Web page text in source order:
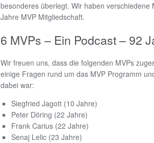
besonderes überlegt. Wir haben
Jahre MVP Mitgliedschaft.
6 MVPs – Ein Podcast – 92
Wir freuen uns, dass die folgenden MVPs
einige Fragen rund um das MVP Programm
dabei war:
Siegfried Jagott (10 Jahre)
Peter Döring (22 Jahre)
Frank Carius (22 Jahre)
Senaj Lelic (23 Jahre)